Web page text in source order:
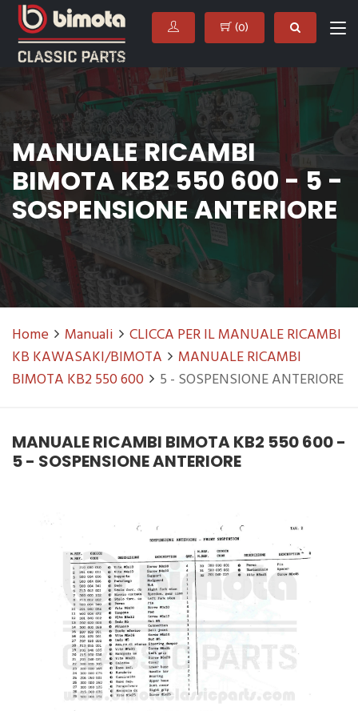
(0)
MANUALE RICAMBI
BIMOTA KB2 550 600 - 5 -
SOSPENSIONE ANTERIORE
Home Manuali
CLICCA PER IL MANUALE RICAMBI
KB KAWASAKI/BIMOTA
MANUALE RICAMBI
BIMOTA KB2 550 600
5 - SOSPENSIONE ANTERIORE
MANUALE RICAMBI BIMOTA KB2 550 600 -
5 - SOSPENSIONE ANTERIORE